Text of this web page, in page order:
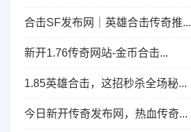
合击SF发布网｜英雄合击传奇推...
新开1.76传奇网站-金币合击...
1.85英雄合击，这招秒杀全场秘...
今日新开传奇发布网，热血传奇...